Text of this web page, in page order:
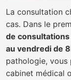
La consultation
cas. Dans le
de
au vendredi de
pathologie, vous
cabinet médical